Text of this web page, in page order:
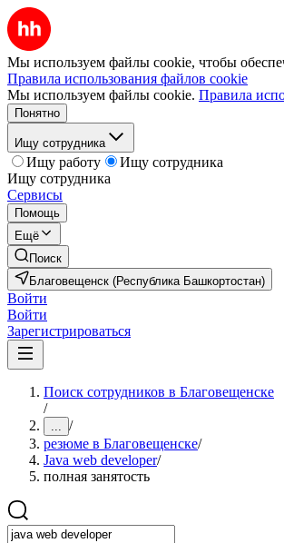
Мы используем файлы cookie, чтобы
Правила использования файлов cookie
Мы используем файлы cookie. Правила
Понятно
Ищу сотрудника
Ищу работу
Ищу сотрудника
Ищу сотрудника
Сервисы
Помощь
Ещё
Поиск
Благовещенск (Республика Башкортостан)
Войти
Войти
Зарегистрироваться
Поиск сотрудников в Благовещенске
/
... /
резюме в Благовещенске/
Java web developer/
полная занятость